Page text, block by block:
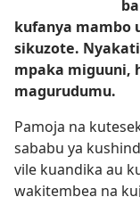
kufanya mambo
sikuzote.
mpaka miguuni,
magurudumu.
Pamoja na
sababu ya
vile kuandika au
wakitembea na